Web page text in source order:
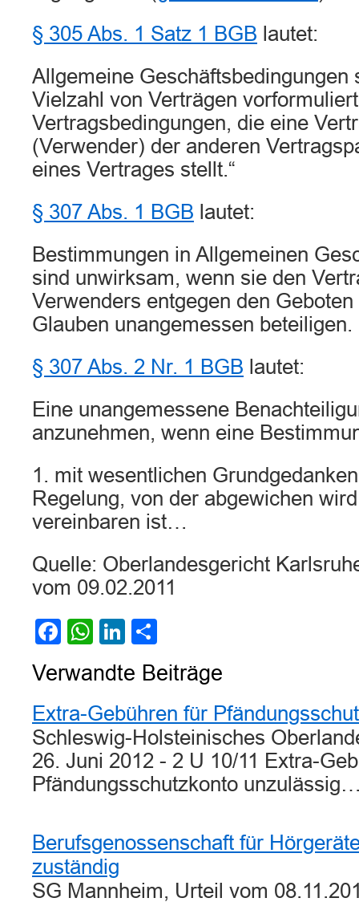
§ 305 Abs. 1 Satz 1 BGB lautet:
Allgemeine Geschäftsbedingungen
Vielzahl von Verträgen
Vertragsbedingungen, die eine
(Verwender) der anderen
eines Vertrages stellt.“
§ 307 Abs. 1 BGB lautet:
Bestimmungen in Allgemeinen
sind unwirksam, wenn sie den
Verwenders entgegen den
Glauben unangemessen beteiligen.
§ 307 Abs. 2 Nr. 1 BGB lautet:
Eine unangemessene
anzunehmen, wenn eine
1. mit wesentlichen
Regelung, von der abgewichen
vereinbaren ist…
Quelle: Oberlandesgericht
vom 09.02.2011
Facebook
WhatsApp
LinkedIn
Verwandte Beiträge
Extra-Gebühren für
Schleswig-Holsteinisches
26. Juni 2012 - 2 U 10/11 Extra-
Pfändungsschutzkonto
Berufsgenossenschaft für
zuständig
SG Mannheim, Urteil vom